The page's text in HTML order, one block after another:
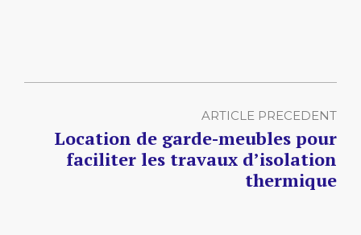
ARTICLE PRECEDENT
Location de garde-meubles pour
faciliter les travaux d’isolation
thermique